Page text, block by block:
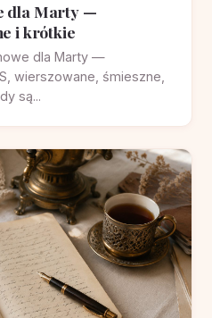
dla Marty —
i krótkie
dla Marty —
wierszowane, śmieszne,
są...